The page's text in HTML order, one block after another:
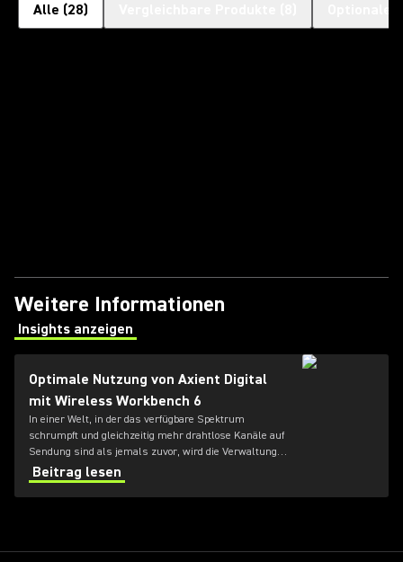
Alle (28)
Weitere Informationen
Insights anzeigen
(Opens in a new tab)
Optimale Nutzung von Axient Digital
mit Wireless Workbench 6
In einer Welt, in der das verfügbare Spektrum
schrumpft und gleichzeitig mehr drahtlose Kanäle auf
Sendung sind als jemals zuvor, wird die Verwaltung
von Hochfrequenzbereichen (HF) für Toningenieure
immer schwieriger.
Beitrag lesen